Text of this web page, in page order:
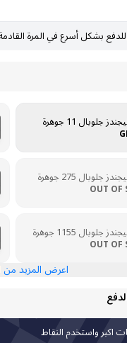
للدفع بشكل أسرع في المرة القادمة
جلوبال 11 جوهرة
جلوبال 275 جوهرة
OUT OF
جلوبال 1155 جوهرة
OUT OF
اعرض المزيد من
واستخدم النقاط